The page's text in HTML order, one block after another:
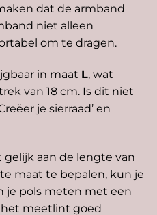
dat de armband
niet alleen
om te dragen.
in maat L, wat
van 18 cm. Is dit niet
je sierraad’ en
gelijk aan de lengte van
maat te bepalen, kun je
je pols meten met een
het meetlint goed